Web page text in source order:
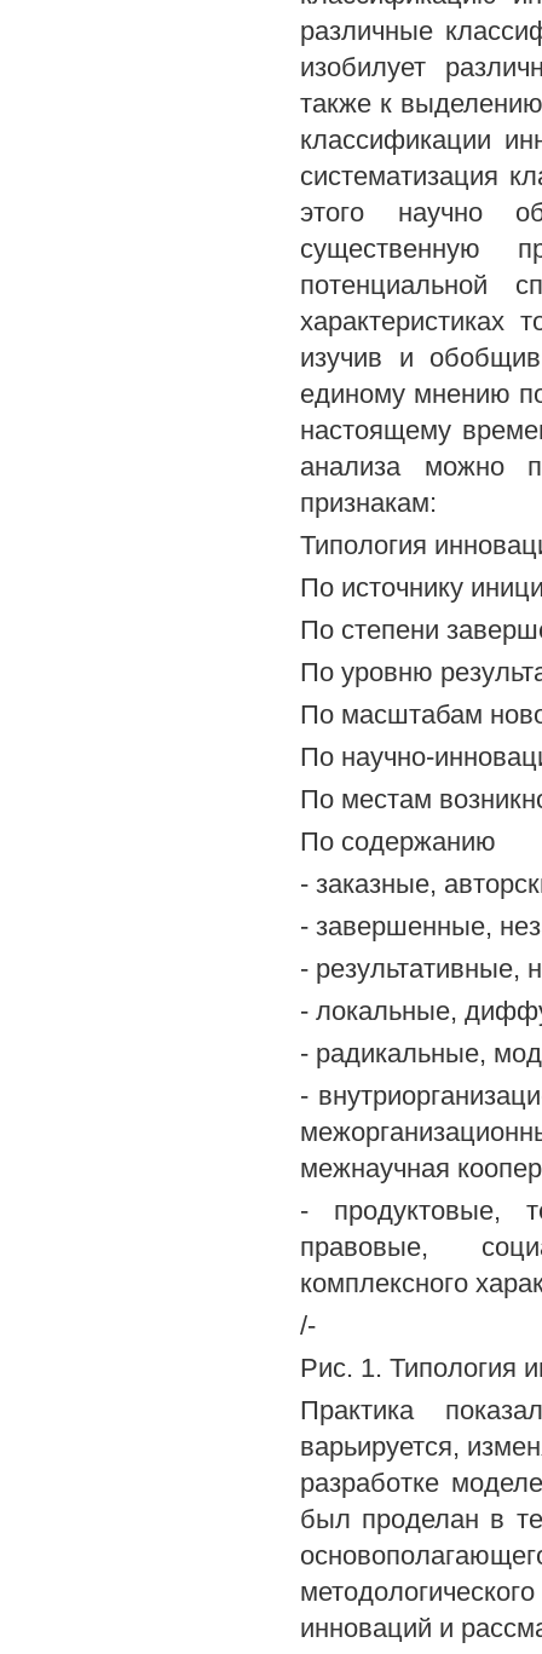
различные
изобилует
также к
классификации
систематизация
этого научно
существенную
потенциальной
характеристиках
изучив и
единому мнению
настоящему
анализа можно
признакам:
Типология
По источнику
По степени
По уровню
По масштабам
По научно-
По местам
По содержанию
- заказные,
- завершенные,
- результативные,
- локальные,
- радикальные,
-
межнаучная
- продуктовые,
правовые,
комплексного
/-
Рис. 1. Типология
Практика
варьируется,
разработке
был проделан в
инноваций и